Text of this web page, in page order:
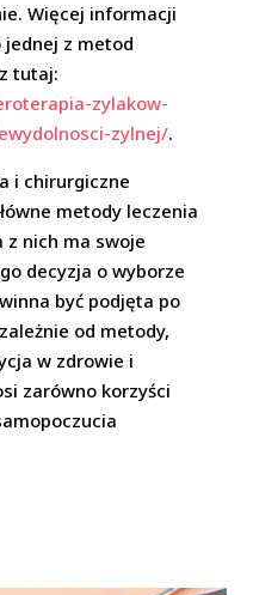
Więcej informacji
z metod
tutaj:
zylakow-
zylnej/.
i chirurgiczne
metody leczenia
z nich ma swoje
decyzja o wyborze
być podjęta po
od metody,
w zdrowie i
zarówno korzyści